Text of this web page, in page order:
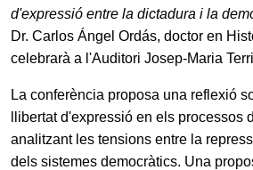
d'expressió entre la dictadura i la
Dr. Carlos Ángel Ordás, doctor en
celebrarà a l'Auditori Josep-Maria
La conferència proposa una reflexió
llibertat d'expressió en els processos
analitzant les tensions entre la
dels sistemes democràtics. Una